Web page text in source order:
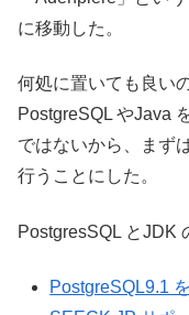
に移動した。
何処に置いても良い
PostgreSQL やJava
ではないから、まず
行うことにした。
PostgresSQL とJDK
PostgreSQL9.1